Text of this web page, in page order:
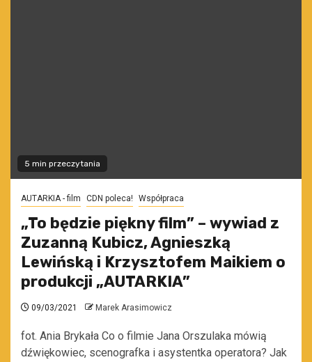
5 min przeczytania
AUTARKIA - film CDN poleca! Współpraca
„To będzie piękny film” – wywiad z
Zuzanną Kubicz, Agnieszką
Lewińską i Krzysztofem Maikiem o
produkcji „AUTARKIA”
09/03/2021 Marek Arasimowicz
fot. Ania Brykała Co o filmie Jana Orszulaka mówią
dźwiękowiec, scenografka i asystentka operatora? Jak